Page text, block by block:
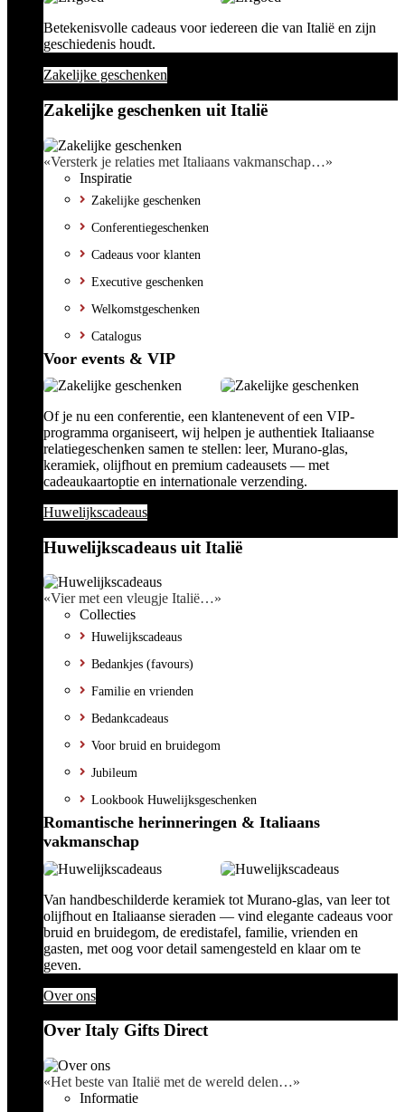
Betekenisvolle cadeaus voor iedereen die van Italië en zijn
geschiedenis houdt.
Zakelijke geschenken
Zakelijke geschenken uit Italië
«Versterk je relaties met Italiaans vakmanschap…»
Inspiratie
Zakelijke geschenken
Conferentiegeschenken
Cadeaus voor klanten
Executive geschenken
Welkomstgeschenken
Catalogus
Voor events & VIP
Of je nu een conferentie, een klantenevent of een VIP-
programma organiseert, wij helpen je authentiek Italiaanse
relatiegeschenken samen te stellen: leer, Murano-glas,
keramiek, olijfhout en premium cadeausets — met
cadeaukaartoptie en internationale verzending.
Huwelijkscadeaus
Huwelijkscadeaus uit Italië
«Vier met een vleugje Italië…»
Collecties
Huwelijkscadeaus
Bedankjes (favours)
Familie en vrienden
Bedankcadeaus
Voor bruid en bruidegom
Jubileum
Lookbook Huwelijksgeschenken
Romantische herinneringen & Italiaans
vakmanschap
Van handbeschilderde keramiek tot Murano-glas, van leer tot
olijfhout en Italiaanse sieraden — vind elegante cadeaus voor
bruid en bruidegom, de eredistafel, familie, vrienden en
gasten, met oog voor detail samengesteld en klaar om te
geven.
Over ons
Over Italy Gifts Direct
«Het beste van Italië met de wereld delen…»
Informatie